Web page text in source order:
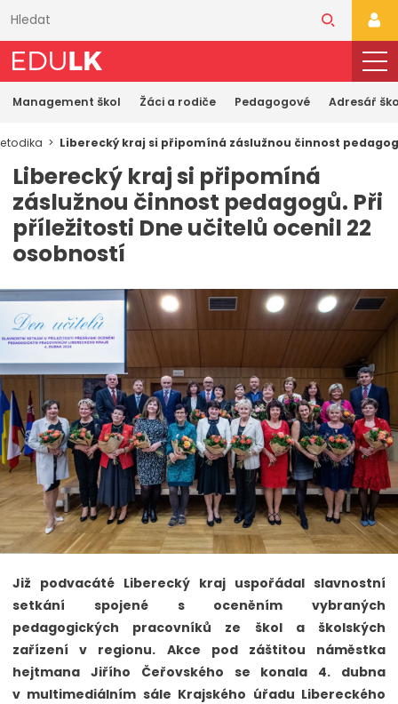
obsahu
Management škol Žáci a rodiče Pedagogové Adresář
Liberecký kraj si připomíná záslužnou činnost
Liberecký kraj si připomíná
záslužnou činnost pedagogů. Při
příležitosti Dne učitelů ocenil 22
osobností
Již podvacáté Liberecký kraj uspořádal slavnostní
setkání spojené s oceněním vybraných
pedagogických pracovníků ze škol a školských
zařízení v regionu. Akce pod záštitou náměstka
hejtmana Jiřího Čeřovského se konala 4. dubna
v multimediálním sále Krajského úřadu Libereckého